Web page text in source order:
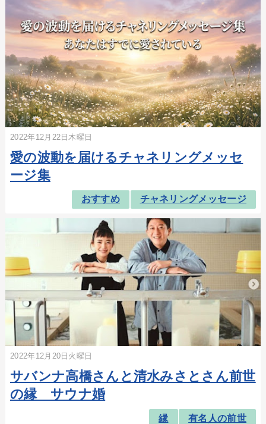
2022年12月22日木曜日
愛の波動を届けるチャネリングメッセ
ージ集
おすすめ チャネリングメッセージ
2022年12月20日火曜日
サバンナ高橋さんと清水みさとさん前世
の縁 サウナ婚
縁 有名人の前世